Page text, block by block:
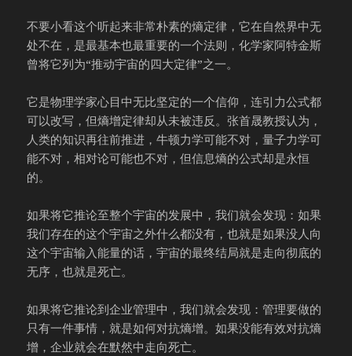
不要小看这个听起来非常朴素的熵定律，它在自然界中无
处不在，是最基本也最重要的一个法则，化学家阿特金斯
曾将它列为“推动宇宙的四大定律”之一。
它是物理学家心目中无比坚定的一个信仰，连引力公式都
可以改写，但熵增定律却从未被违反。张首晟教授认为，
人类的知识再往前推进，牛顿力学可能不对，量子力学可
能不对，相对论可能也不对，但信息熵的公式却是永恒
的。
如果将它推论至整个宇宙的发展中，我们就会发现：如果
我们存在的这个宇宙之外什么都没有，也就是如果没人向
这个宇宙输入能量的话，宇宙的最终结局就是走向彻底的
无序，也就是死亡。
如果将它推论到企业管理中，我们就会发现：管理要做的
只有一件事情，就是如何对抗熵增。如果没能有效对抗熵
增，企业就会在默然中走向死亡。